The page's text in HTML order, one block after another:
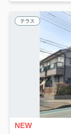
テラス
NEW